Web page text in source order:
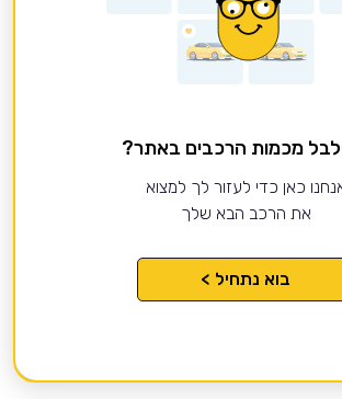
מכמות הרכבים באתר?
כאן כדי לעזור לך למצוא
את הרכב הבא שלך
בוא נתחיל >